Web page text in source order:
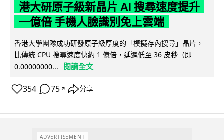
港大研原子級新晶片 AI 搜尋速度提升
一億倍 手機人臉識別免上雲端
香港大學團隊成功研發原子級厚度的「模擬存內搜尋」晶片，
比傳統 CPU 搜尋速度快約 1 億倍，延遲低至 36 皮秒（即
0.00000000...
閱讀全文
354 75 ↗ 分享
ADVERTISEMENT